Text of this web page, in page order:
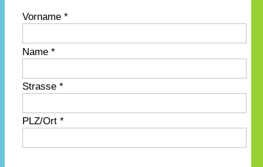
Vorname *
Name *
Strasse *
PLZ/Ort *